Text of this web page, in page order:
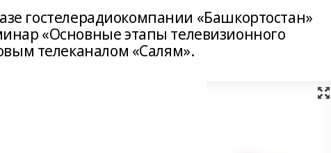
гостелерадиокомпании «Башкортостан»
«Основные этапы телевизионного
телеканалом «Салям».